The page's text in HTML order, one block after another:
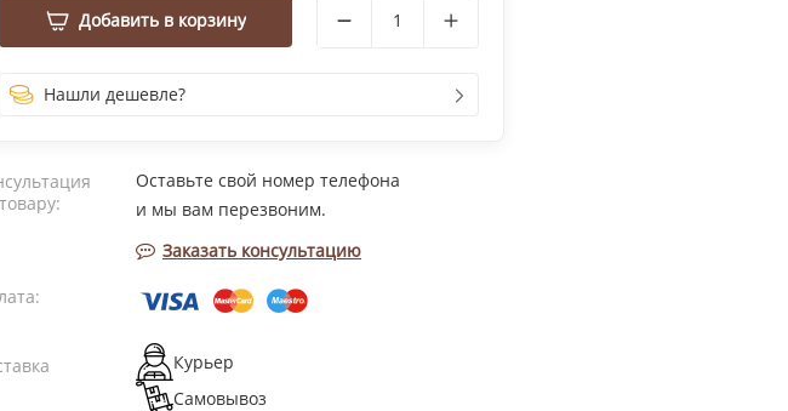
Добавить в корзину
Нашли дешевле?
Оставьте свой номер телефона
и мы вам перезвоним.
Заказать консультацию
Курьер
Самовывоз